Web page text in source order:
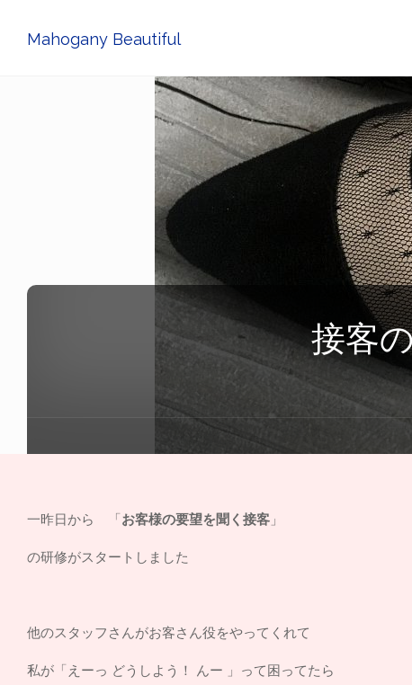
Mahogany Beautiful
接客
一昨日から 「お客様の要望を聞く接客 」
の研修がスタートしました
他のスタッフさんがお客さん役をやってくれて
私が「えーっ どうしよう！ んー 」って困ってたら